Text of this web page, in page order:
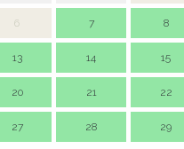
6 7 8
13 14 15
20 21 22
27 28 29